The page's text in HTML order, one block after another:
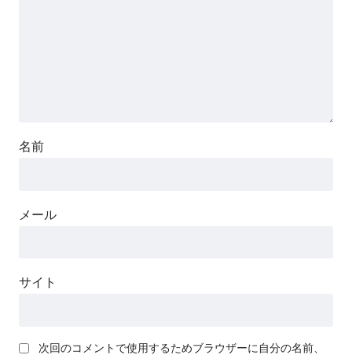
名前
メール
サイト
次回のコメントで使用するためブラウザーに自分の名前、